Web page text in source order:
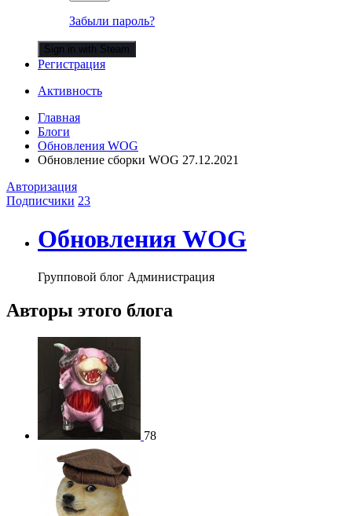
Забыли пароль?
Sign in with Steam
Регистрация
Активность
Главная
Блоги
Обновления WOG
Обновление сборки WOG 27.12.2021
Авторизация
Подписчики 23
Обновления WOG
Групповой блог Администрация
Авторы этого блога
78